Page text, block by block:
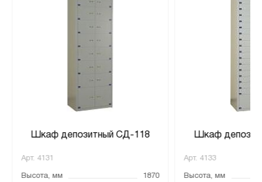
Шкаф депозитный СД-118
Арт. 4131
Высота, мм
1870
Шкаф
Арт. 4133
Высота, мм